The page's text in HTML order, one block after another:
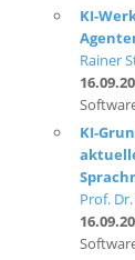
Rainer
KI-
Prof.